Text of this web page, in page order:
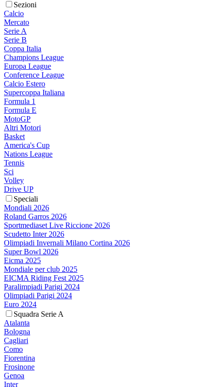
Sezioni
Calcio
Mercato
Serie A
Serie B
Coppa Italia
Champions League
Europa League
Conference League
Calcio Estero
Supercoppa Italiana
Formula 1
Formula E
MotoGP
Altri Motori
Basket
America's Cup
Nations League
Tennis
Sci
Volley
Drive UP
Speciali
Mondiali 2026
Roland Garros 2026
Sportmediaset Live Riccione 2026
Scudetto Inter 2026
Olimpiadi Invernali Milano Cortina 2026
Super Bowl 2026
Eicma 2025
Mondiale per club 2025
EICMA Riding Fest 2025
Paralimpiadi Parigi 2024
Olimpiadi Parigi 2024
Euro 2024
Squadra Serie A
Atalanta
Bologna
Cagliari
Como
Fiorentina
Frosinone
Genoa
Inter